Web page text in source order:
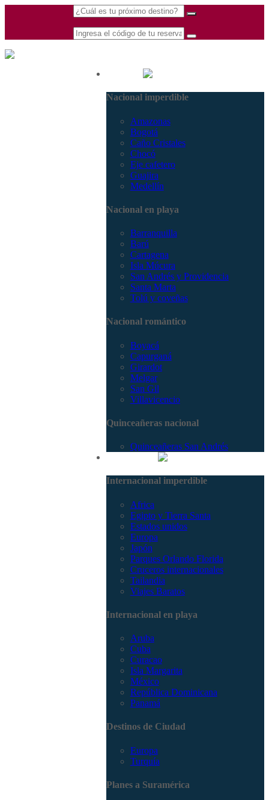
Nacional imperdible
Amazonas
Bogotá
Caño Cristales
Chocó
Eje cafetero
Guajira
Medellín
Nacional en playa
Barranquilla
Barú
Cartagena
Isla Múcura
San Andrés y Providencia
Santa Marta
Tolú y coveñas
Nacional romántico
Boyacá
Capurganá
Girardot
Melgar
San Gil
Villavicencio
Quinceañeras nacional
Quinceañeras San Andrés
Internacional imperdible
Africa
Egipto y Tierra Santa
Estados unidos
Europa
Japón
Parques Orlando Florida
Cruceros internacionales
Tailandia
Viajes Baratos
Internacional en playa
Aruba
Cuba
Curacao
Isla Margarita
México
República Dominicana
Panamá
Destinos de Ciudad
Europa
Turquía
Planes a Suramérica